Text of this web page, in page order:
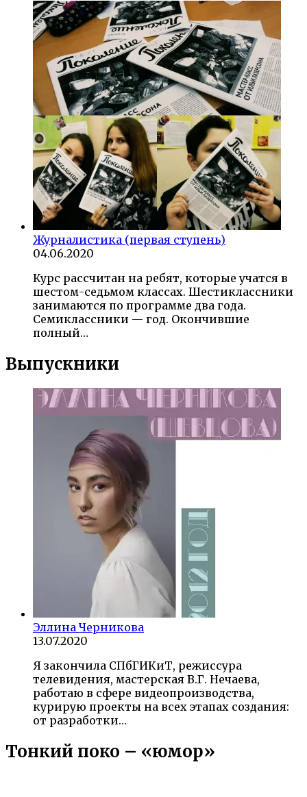
Журналистика (первая ступень)
04.06.2020
Курс рассчитан на ребят, которые учатся в
шестом-седьмом классах. Шестиклассники
занимаются по программе два года.
Семиклассники — год. Окончившие
полный…
Выпускники
Эллина Черникова
13.07.2020
Я закончила СПбГИКиТ, режиссура
телевидения, мастерская В.Г. Нечаева,
работаю в сфере видеопроизводства,
курирую проекты на всех этапах создания:
от разработки…
Тонкий поко – «юмор»